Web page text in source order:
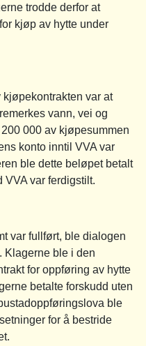
trodde derfor at
kjøp av hytte under
var at
vann, vei og
000 av kjøpesummen
konto inntil VVA var
ble dette beløpet betalt
VVA var ferdigstilt.
var fullført, ble dialogen
Klagerne ble i den
for oppføring av hytte
betalte forskudd uten
ble
for å bestride